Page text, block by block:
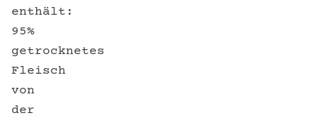
enthält:
95%
getrocknetes
Fleisch
von
der